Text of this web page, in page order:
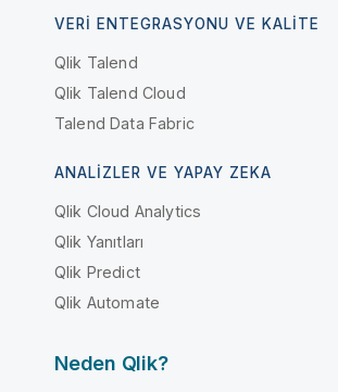
VERI ENTEGRASYONU VE KALITE
Qlik Talend
Qlik Talend Cloud
Talend Data Fabric
ANALIZLER VE YAPAY ZEKA
Qlik Cloud Analytics
Qlik Yanıtları
Qlik Predict
Qlik Automate
Neden Qlik?